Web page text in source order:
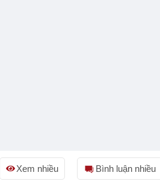
Xem nhiều Bình luận nhiều